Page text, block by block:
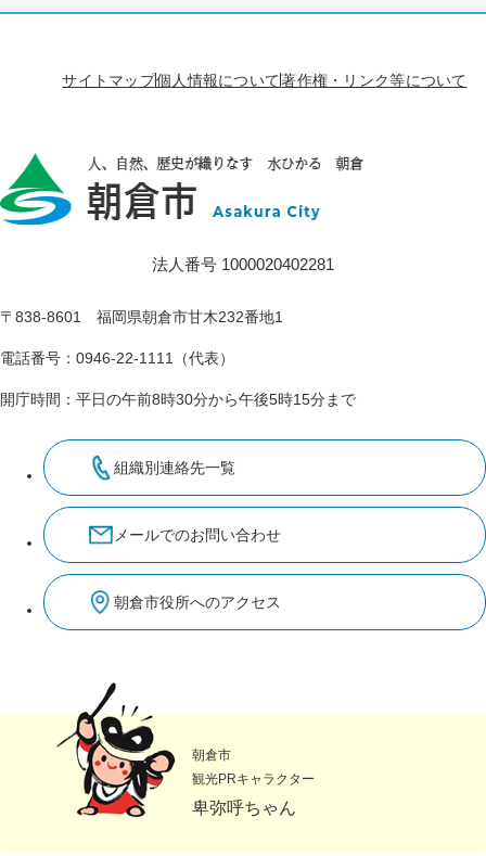
サイトマップ個人情報について著作権・リンク等について
法人番号 1000020402281
〒838-8601 福岡県朝倉市甘木232番地1
電話番号：0946-22-1111（代表）
開庁時間：平日の午前8時30分から午後5時15分まで
組織別連絡先一覧
メールでのお問い合わせ
朝倉市役所へのアクセス
朝倉市
観光PRキャラクター
卑弥呼ちゃん